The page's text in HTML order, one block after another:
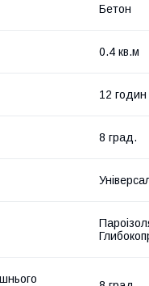
Бетон
0.4 кв.м
12 годин
8 град.